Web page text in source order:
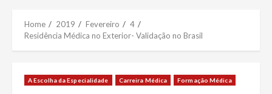
Home 2019 Fevereiro
4
Residência Médica no Exterior- Validação no Brasil
A Escolha da Especialidade Carreira Médica Formação Médica